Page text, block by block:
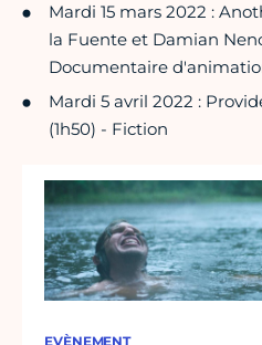
Mardi 15 mars 2022 :
la Fuente et Damian
Documentaire
Mardi 5 avril 2022 :
(1h50) - Fiction
EVÈNEMENT